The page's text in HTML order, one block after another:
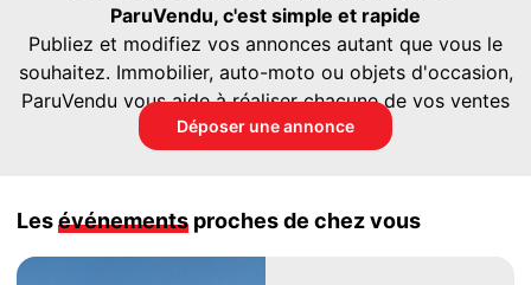
ParuVendu, c'est simple et rapide
Publiez et modifiez vos annonces autant que vous le
souhaitez. Immobilier, auto-moto ou objets d'occasion,
ParuVendu vous aide à réaliser chacune de vos ventes
Déposer une annonce
Lesévénements proches de chez vous